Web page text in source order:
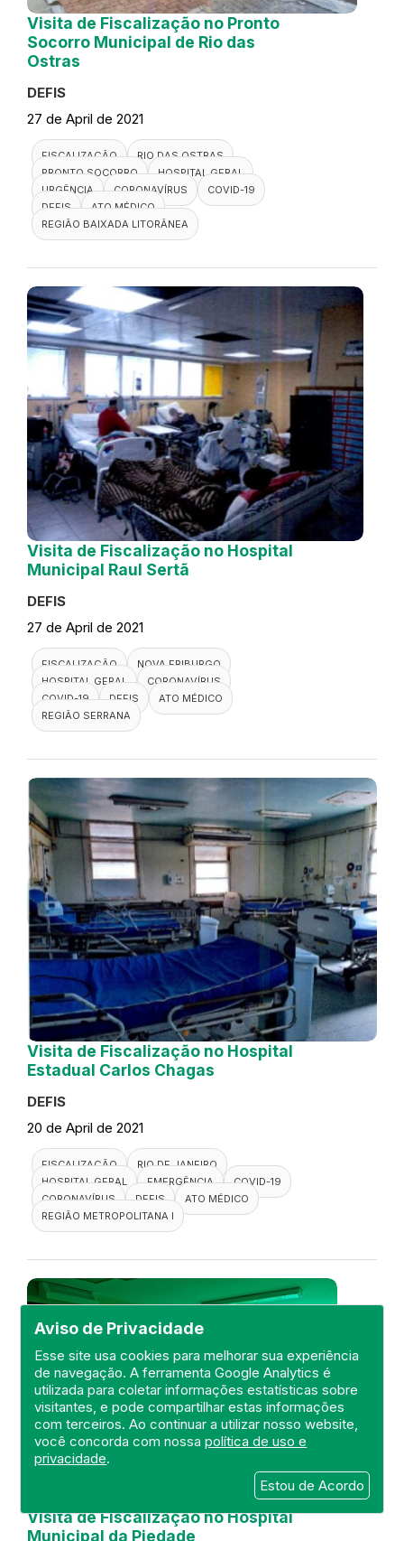
Aviso de Privacidade
Esse site usa cookies para melhorar sua experiência
de navegação. A ferramenta Google Analytics é
utilizada para coletar informações estatísticas sobre
visitantes, e pode compartilhar estas informações
com terceiros. Ao continuar a utilizar nosso website,
você concorda com nossapolítica de uso e
privacidade.
Estou de Acordo
Visita de Fiscalização no Pronto
Socorro Municipal de Rio das
Ostras
DEFIS
27 de April de 2021
FISCALIZAÇÃO
RIO DAS OSTRAS
PRONTO SOCORRO
HOSPITAL GERAL
URGÊNCIA
CORONAVÍRUS
COVID-19
DEFIS
ATO MÉDICO
REGIÃO BAIXADA LITORÂNEA
Visita de Fiscalização no Hospital
Municipal Raul Sertã
DEFIS
27 de April de 2021
FISCALIZAÇÃO
NOVA FRIBURGO
HOSPITAL GERAL
CORONAVÍRUS
COVID-19
DEFIS
ATO MÉDICO
REGIÃO SERRANA
Visita de Fiscalização no Hospital
Estadual Carlos Chagas
DEFIS
20 de April de 2021
FISCALIZAÇÃO
RIO DE JANEIRO
HOSPITAL GERAL
EMERGÊNCIA
COVID-19
CORONAVÍRUS
DEFIS
ATO MÉDICO
REGIÃO METROPOLITANA I
Visita de Fiscalização no Hospital
Municipal da Piedade